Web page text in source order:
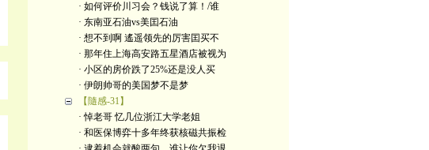
· 如何评价川习会？钱说了算！/谁
· 东南亚石油vs美囯石油
· 想不到啊 遙遥领先的厉害囯买不
· 那年住上海高安路五星酒店被视为
· 小区的房价跌了25%还是没人买
· 伊朗帅哥的美国梦不是梦
【隨感-31】
· 悼老哥 忆几位浙江大学老姐
· 和医保博弈十多年终获核磁共振检